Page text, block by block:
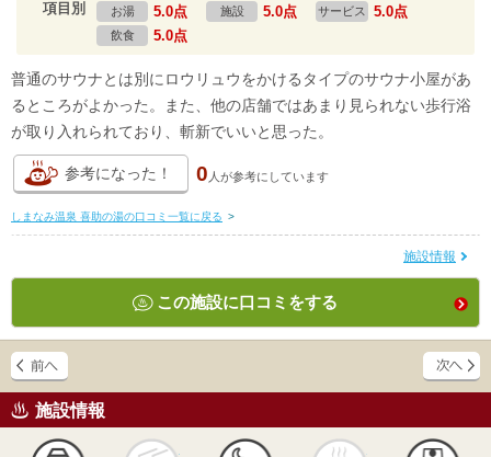
項目別 お湯 5.0点 施設 5.0点 サービス 5.0点
飲食 5.0点
普通のサウナとは別にロウリュウをかけるタイプのサウナ小屋があ
るところがよかった。また、他の店舗ではあまり見られない歩行浴
が取り入れられており、斬新でいいと思った。
参考になった！ 0 人が参考にしています
しまなみ温泉 喜助の湯の口コミ一覧に戻る >
施設情報
この施設に口コミをする
施設情報
かけ流し 露天風呂 貸切風呂